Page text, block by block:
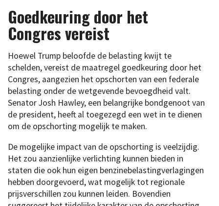
Goedkeuring door het
Congres vereist
Hoewel Trump beloofde de belasting kwijt te
schelden, vereist de maatregel goedkeuring door het
Congres, aangezien het opschorten van een federale
belasting onder de wetgevende bevoegdheid valt.
Senator Josh Hawley, een belangrijke bondgenoot van
de president, heeft al toegezegd een wet in te dienen
om de opschorting mogelijk te maken.
De mogelijke impact van de opschorting is veelzijdig.
Het zou aanzienlijke verlichting kunnen bieden in
staten die ook hun eigen benzinebelastingverlagingen
hebben doorgevoerd, wat mogelijk tot regionale
prijsverschillen zou kunnen leiden. Bovendien